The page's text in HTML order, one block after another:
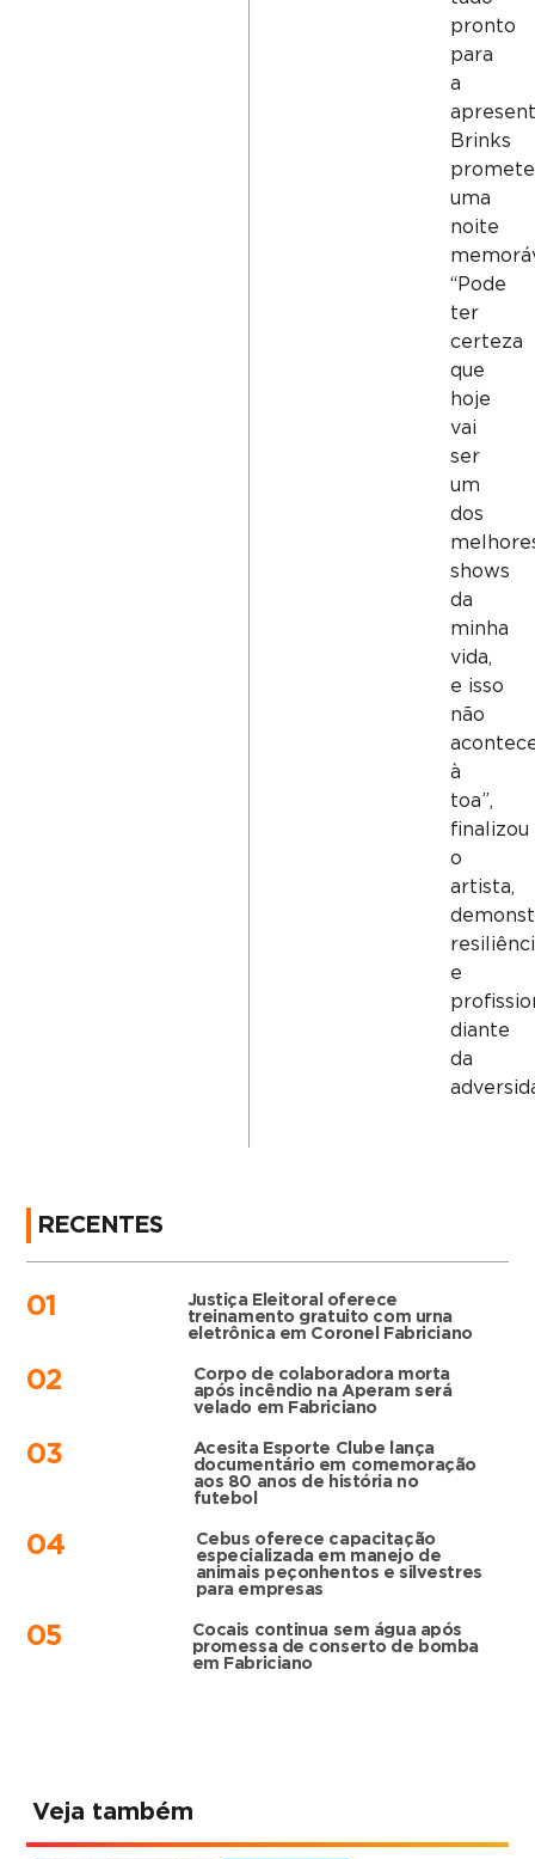
pronto
para
a
Brinks
uma
noite
“Pode
ter
certeza
que
hoje
vai
ser
um
dos
shows
da
minha
vida,
e isso
não
à
toa”,
finalizou
o
artista,
e
diante
da
RECENTES
01
Justiça Eleitoral oferece
treinamento gratuito com urna
eletrônica em Coronel Fabriciano
02
Corpo de colaboradora morta
após incêndio na Aperam será
velado em Fabriciano
03
Acesita Esporte Clube lança
documentário em comemoração
aos 80 anos de história no
futebol
04
Cebus oferece capacitação
especializada em manejo de
animais peçonhentos e silvestres
para empresas
05
Cocais continua sem água após
promessa de conserto de bomba
em Fabriciano
Veja também